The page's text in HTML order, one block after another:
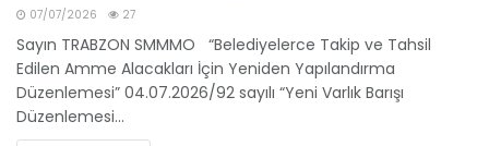
07/07/2026 27
Sayın TRABZON SMMMO “Belediyelerce Takip ve Tahsil
Edilen Amme Alacakları İçin Yeniden Yapılandırma
Düzenlemesi” 04.07.2026/92 sayılı “Yeni Varlık Barışı
Düzenlemesi...